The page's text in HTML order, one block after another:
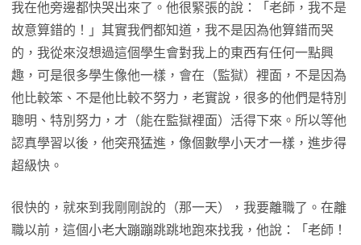
我在他旁邊都快哭出來了。他很緊張的說：「老師，我不是
故意算錯的！」其實我們都知道，我不是因為他算錯而哭
的，我從來沒想過這個學生會對我上的東西有任何一點興
趣，可是很多學生像他一樣，會在（監獄）裡面，不是因為
他比較笨、不是他比較不努力，老實說，很多的他們是特別
聰明、特別努力，才（能在監獄裡面）活得下來。所以等他
認真學習以後，他突飛猛進，像個數學小天才一樣，進步得
超級快。
很快的，就來到我剛剛說的（那一天），我要離職了。在離
職以前，這個小老大蹦蹦跳跳地跑來找我，他說：「老師！